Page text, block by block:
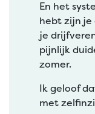
En het
hebt zijn je
je
pijnlijk
zomer.
Ik geloof
met